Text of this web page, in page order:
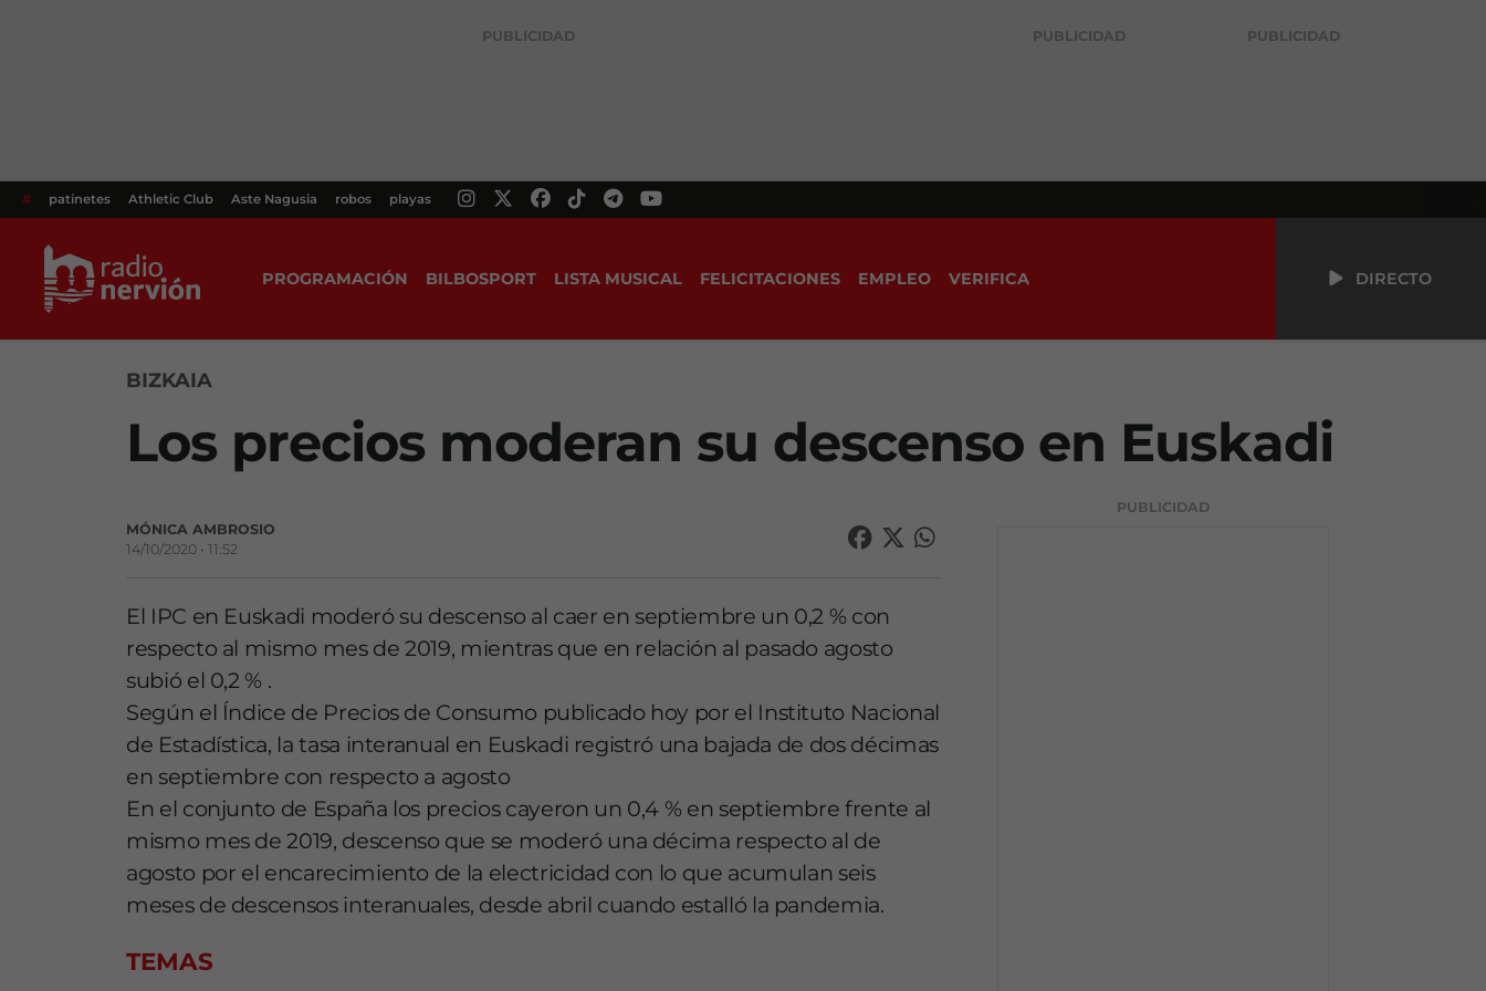
PUBLICIDAD PUBLICIDAD PUBLICIDAD
# patinetes Athletic Club Aste Nagusia robos playas
PROGRAMACIÓN BILBOSPORT LISTA MUSICAL FELICITACIONES EMPLEO VERIFICA DIRECTO
BIZKAIA
Los precios moderan su descenso en Euskadi
MÓNICA AMBROSIO
14/10/2020 • 11:52
El IPC en Euskadi moderó su descenso al caer en septiembre un 0,2 % con
respecto al mismo mes de 2019, mientras que en relación al pasado agosto
subió el 0,2 % .
Según el Índice de Precios de Consumo publicado hoy por el Instituto Nacional
de Estadística, la tasa interanual en Euskadi registró una bajada de dos décimas
en septiembre con respecto a agosto
En el conjunto de España los precios cayeron un 0,4 % en septiembre frente al
mismo mes de 2019, descenso que se moderó una décima respecto al de
agosto por el encarecimiento de la electricidad con lo que acumulan seis
meses de descensos interanuales, desde abril cuando estalló la pandemia.
TEMAS
PUBLICIDAD